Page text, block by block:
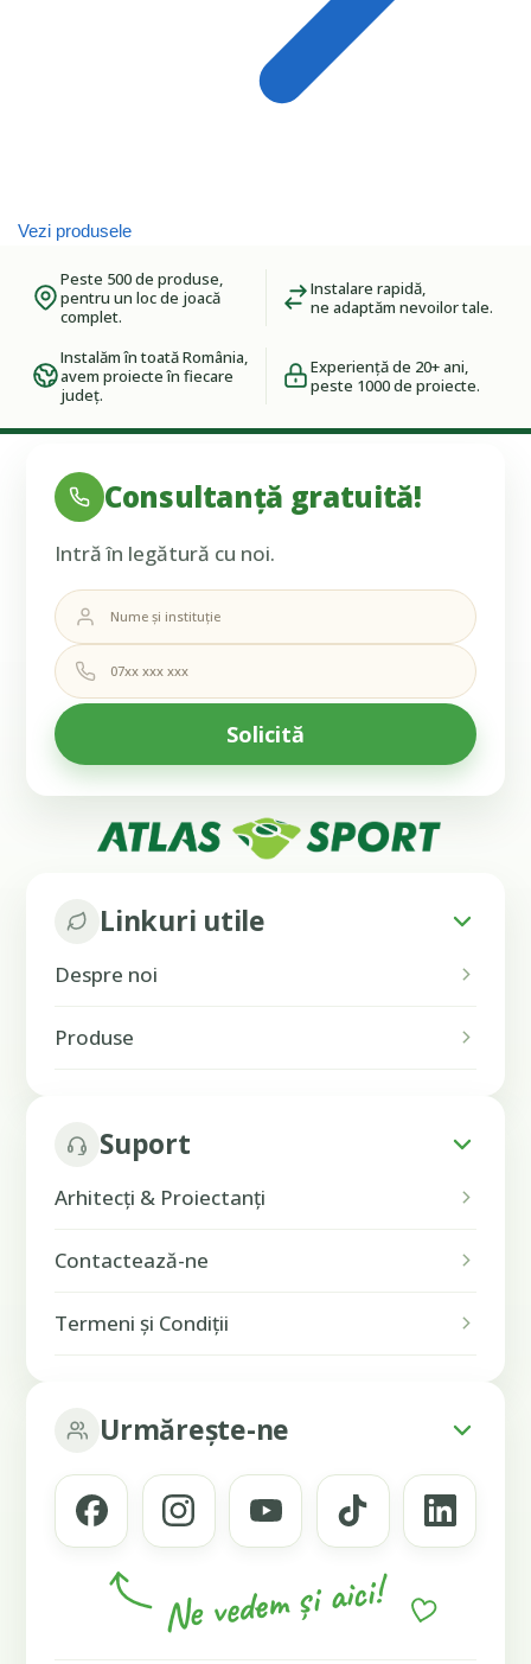
Vezi produsele
Peste 500 de produse,
pentru un loc de joacă
complet.
Instalare rapidă,
ne adaptăm nevoilor tale.
Instalăm în toată România,
avem proiecte în fiecare
județ.
Experiență de 20+ ani,
peste 1000 de proiecte.
Linkuri utile
Despre noi
Produse
Suport
Arhitecți & Proiectanți
Contactează-ne
Termeni și Condiții
Urmărește-ne
Ne vedem și aici!
Consultanță gratuită!
Intră în legătură cu noi.